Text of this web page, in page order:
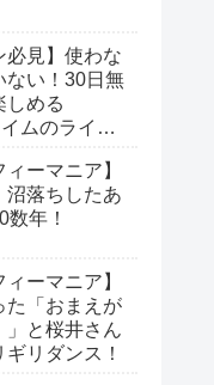
必見】使わな
ない！30日無
しめる
ムのライブ
ィーマニア】
沼落ちしたあ
年！
ィーマニア】
た「おまえが
」と桜井さん
リダンス！